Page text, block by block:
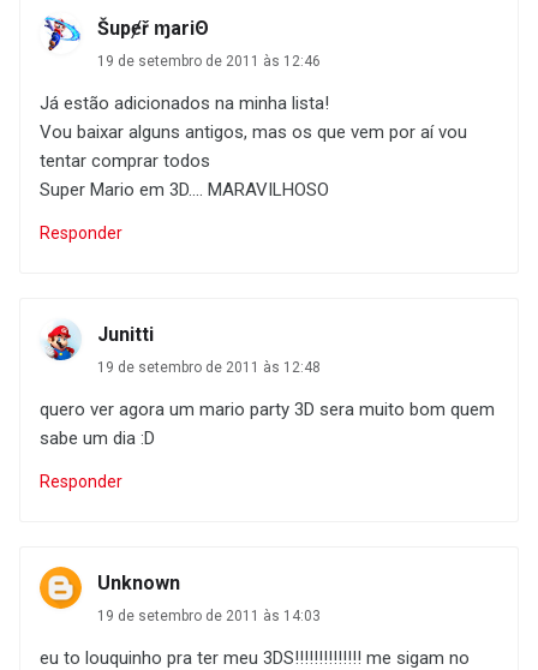
Šupɇř ɱariΘ
19 de setembro de 2011 às 12:46
Já estão adicionados na minha lista!
Vou baixar alguns antigos, mas os que vem por aí vou
tentar comprar todos
Super Mario em 3D.... MARAVILHOSO
Responder
Junitti
19 de setembro de 2011 às 12:48
quero ver agora um mario party 3D sera muito bom quem
sabe um dia :D
Responder
Unknown
19 de setembro de 2011 às 14:03
eu to louquinho pra ter meu 3DS!!!!!!!!!!!!!! me sigam no